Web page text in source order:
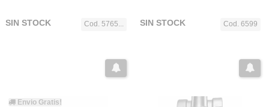
Cod. 5765...
SIN STOCK Cod. 6599
SIN STOCK
Envio Gratis!